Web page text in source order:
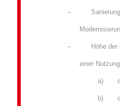
–
– Höhe der
einer Nutzung
a)
b)